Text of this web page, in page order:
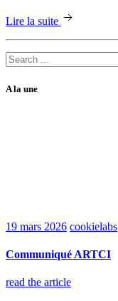
Lire la suite
A la une
19 mars 2026 cookielabs
Communiqué ARTCI
read the article